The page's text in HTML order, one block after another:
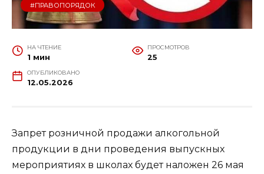
#ПРАВОПОРЯДОК
НА ЧТЕНИЕ
1 мин
ПРОСМОТРОВ
25
ОПУБЛИКОВАНО
12.05.2026
Запрет розничной продажи алкогольной
продукции в дни проведения выпускных
мероприятиях в школах будет наложен 26 мая